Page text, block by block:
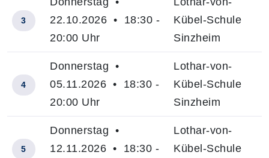
3
22.10.2026 • 18:30 -
20:00 Uhr
Kübel-Schule
Sinzheim
4
Donnerstag •
05.11.2026 • 18:30 -
20:00 Uhr
Lothar-von-
Kübel-Schule
Sinzheim
5
Donnerstag •
12.11.2026 • 18:30 -
Lothar-von-
Kübel-Schule